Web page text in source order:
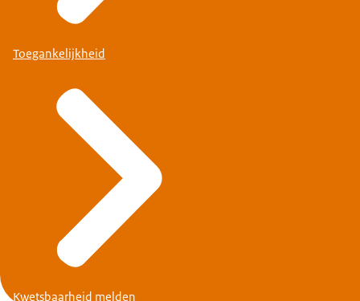
Toegankelijkheid
Kwetsbaarheid melden